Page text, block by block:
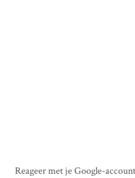
Reageer met je Google-